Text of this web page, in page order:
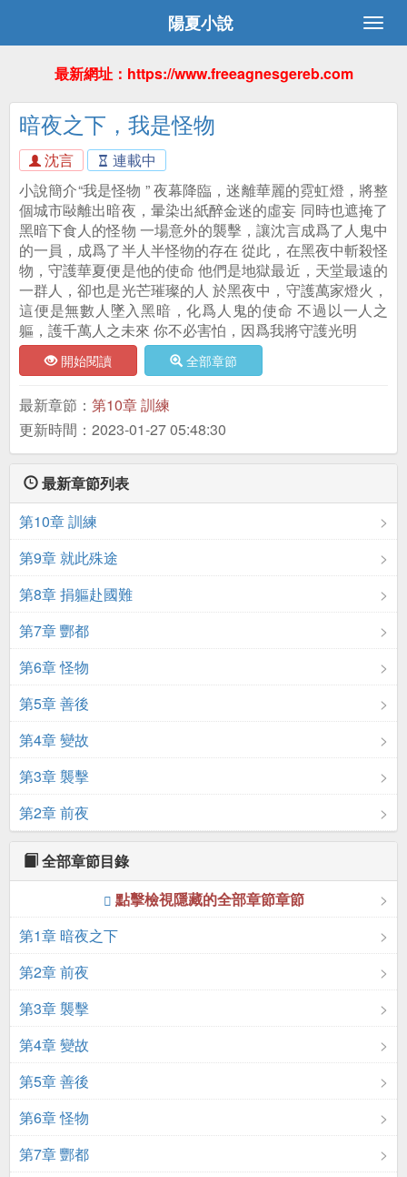
陽夏小說
最新網址：https://www.freeagnesgereb.com
暗夜之下，我是怪物
沈言
連載中
小說簡介“我是怪物 ” 夜幕降臨，迷離華麗的霓虹燈，將整
個城市敺離出暗夜，暈染出紙醉金迷的虛妄 同時也遮掩了
黑暗下食人的怪物 一場意外的襲擊，讓沈言成爲了人鬼中
的一員，成爲了半人半怪物的存在 從此，在黑夜中斬殺怪
物，守護華夏便是他的使命 他們是地獄最近，天堂最遠的
一群人，卻也是光芒璀璨的人 於黑夜中，守護萬家燈火，
這便是無數人墜入黑暗，化爲人鬼的使命 不過以一人之
軀，護千萬人之未來 你不必害怕，因爲我將守護光明
開始閱讀 全部章節
最新章節： 第10章 訓練
更新時間：2023-01-27 05:48:30
最新章節列表
第10章 訓練
第9章 就此殊途
第8章 捐軀赴國難
第7章 酆都
第6章 怪物
第5章 善後
第4章 變故
第3章 襲擊
第2章 前夜
全部章節目錄
點擊檢視隱藏的全部章節章節
第1章 暗夜之下
第2章 前夜
第3章 襲擊
第4章 變故
第5章 善後
第6章 怪物
第7章 酆都